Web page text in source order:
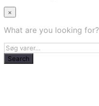
×
What are you looking for?